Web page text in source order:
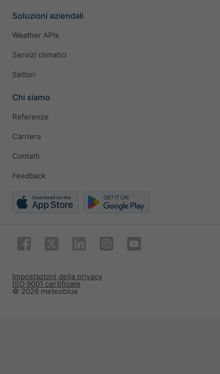
Soluzioni aziendali
Weather APIs
Servizi climatici
Settori
Chi siamo
Referenze
Carriera
Contatti
Feedback
© 2026 meteoblue
ISO 9001 certificate
Impostazioni della privacy